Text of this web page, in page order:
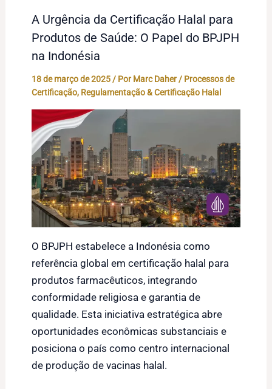
A Urgência da Certificação Halal para
Produtos de Saúde: O Papel do BPJPH
na Indonésia
18 de março de 2025 / Por Marc Daher / Processos de
Certificação, Regulamentação & Certificação Halal
O BPJPH estabelece a Indonésia como
referência global em certificação halal para
produtos farmacêuticos, integrando
conformidade religiosa e garantia de
qualidade. Esta iniciativa estratégica abre
oportunidades econômicas substanciais e
posiciona o país como centro internacional
de produção de vacinas halal.